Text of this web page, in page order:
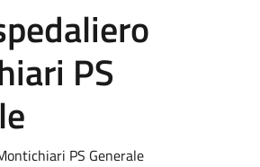
PS
PS Generale